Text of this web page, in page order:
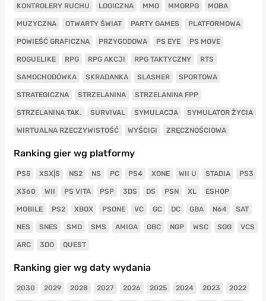
KONTROLERY RUCHU LOGICZNA MMO MMORPG MOBA
MUZYCZNA OTWARTY ŚWIAT PARTY GAMES PLATFORMOWA
POWIEŚĆ GRAFICZNA PRZYGODOWA PS EYE PS MOVE
ROGUELIKE RPG RPG AKCJI RPG TAKTYCZNY RTS
SAMOCHODÓWKA SKRADANKA SLASHER SPORTOWA
STRATEGICZNA STRZELANINA STRZELANINA FPP
STRZELANINA TAK. SURVIVAL SYMULACJA SYMULATOR ŻYCIA
WIRTUALNA RZECZYWISTOŚĆ WYŚCIGI ZRĘCZNOŚCIOWA
Ranking gier wg platformy
PS5 XSX|S NS2 NS PC PS4 XONE WII U STADIA PS3
X360 WII PS VITA PSP 3DS DS PSN XL ESHOP
MOBILE PS2 XBOX PSONE VC GC DC GBA N64 SAT
NES SNES SMD SMS AMIGA GBC NGP WSC SGG VCS
ARC 3DO QUEST
Ranking gier wg daty wydania
2030 2029 2028 2027 2026 2025 2024 2023 2022